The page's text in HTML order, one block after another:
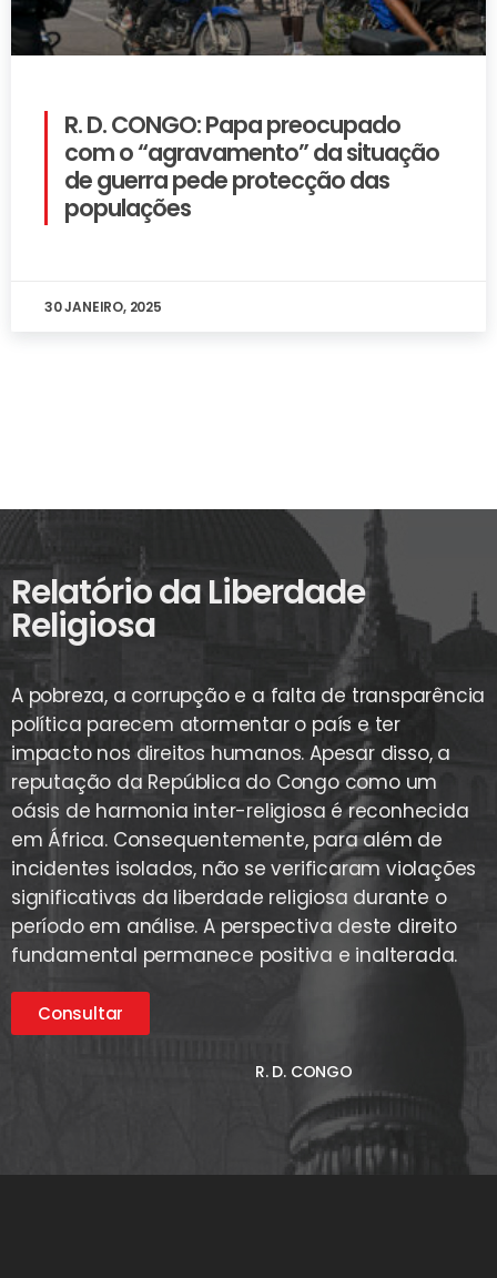
R. D. CONGO: Papa preocupado
com o “agravamento” da situação
de guerra pede protecção das
populações
30 JANEIRO, 2025
Relatório da Liberdade
Religiosa
A pobreza, a corrupção e a falta de transparência
política parecem atormentar o país e ter
impacto nos direitos humanos. Apesar disso, a
reputação da República do Congo como um
oásis de harmonia inter-religiosa é reconhecida
em África. Consequentemente, para além de
incidentes isolados, não se verificaram violações
significativas da liberdade religiosa durante o
período em análise. A perspectiva deste direito
fundamental permanece positiva e inalterada.
Consultar
R. D. CONGO